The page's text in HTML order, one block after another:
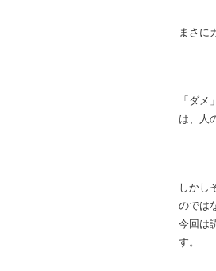
まさに
「ダ
は、人
しかし
のでは
今回は
す。